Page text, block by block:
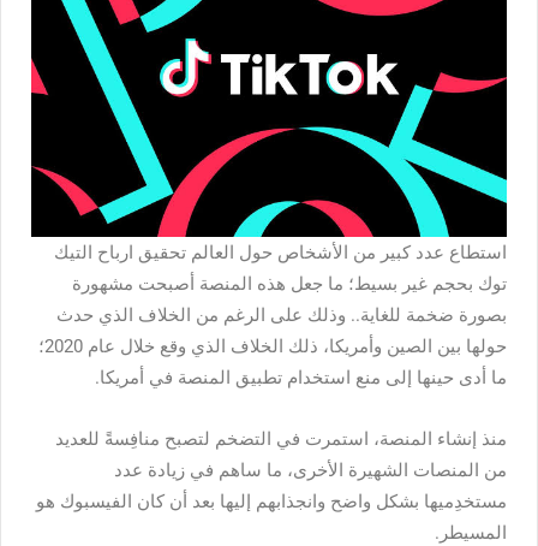
استطاع عدد كبير من الأشخاص حول العالم تحقيق ارباح التيك
توك بحجم غير بسيط؛ ما جعل هذه المنصة أصبحت مشهورة
بصورة ضخمة للغاية.. وذلك على الرغم من الخلاف الذي حدث
حولها بين الصين وأمريكا، ذلك الخلاف الذي وقع خلال عام 2020؛
ما أدى حينها إلى منع استخدام تطبيق المنصة في أمريكا.
منذ إنشاء المنصة، استمرت في التضخم لتصبح منافِسةً للعديد
من المنصات الشهيرة الأخرى، ما ساهم في زيادة عدد
مستخدِميها بشكل واضح وانجذابهم إليها بعد أن كان الفيسبوك هو
المسيطر.